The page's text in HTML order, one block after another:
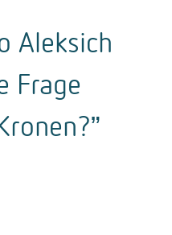
Aleksich
Frage